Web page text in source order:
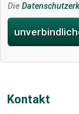
Die
Kontakt